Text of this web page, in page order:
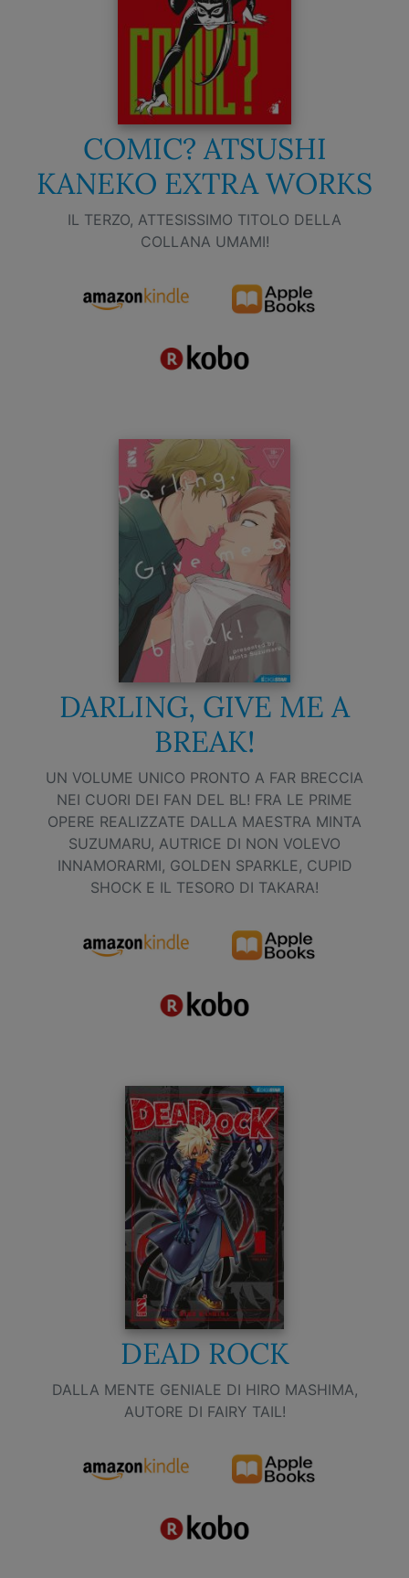
COMIC? ATSUSHI
KANEKO EXTRA WORKS
IL TERZO, ATTESISSIMO TITOLO DELLA
COLLANA UMAMI!
DARLING, GIVE ME A
BREAK!
UN VOLUME UNICO PRONTO A FAR BRECCIA
NEI CUORI DEI FAN DEL BL! FRA LE PRIME
OPERE REALIZZATE DALLA MAESTRA MINTA
SUZUMARU, AUTRICE DI NON VOLEVO
INNAMORARMI, GOLDEN SPARKLE, CUPID
SHOCK E IL TESORO DI TAKARA!
DEAD ROCK
DALLA MENTE GENIALE DI HIRO MASHIMA,
AUTORE DI FAIRY TAIL!